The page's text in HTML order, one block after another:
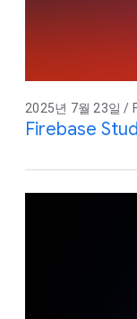
2025년 7월 23일 /
Firebase